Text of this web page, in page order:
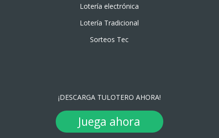
Lotería electrónica
Lotería Tradicional
Sorteos Tec
¡DESCARGA TULOTERO AHORA!
Juega ahora